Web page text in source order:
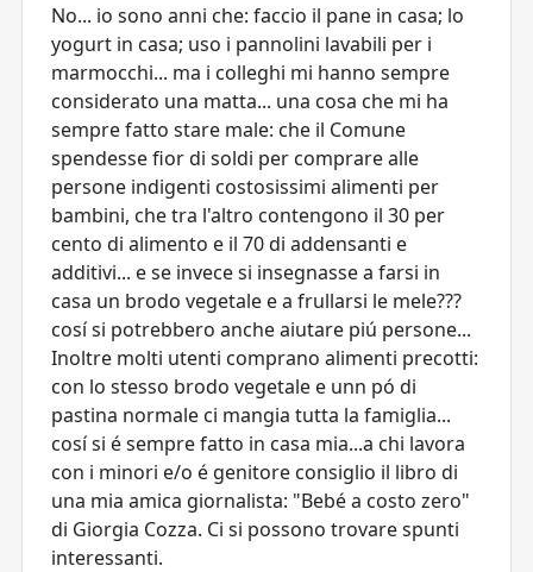
No... io sono anni che: faccio il pane in casa; lo
yogurt in casa; uso i pannolini lavabili per i
marmocchi... ma i colleghi mi hanno sempre
considerato una matta... una cosa che mi ha
sempre fatto stare male: che il Comune
spendesse fior di soldi per comprare alle
persone indigenti costosissimi alimenti per
bambini, che tra l'altro contengono il 30 per
cento di alimento e il 70 di addensanti e
additivi... e se invece si insegnasse a farsi in
casa un brodo vegetale e a frullarsi le mele???
cosí si potrebbero anche aiutare piú persone...
Inoltre molti utenti comprano alimenti precotti:
con lo stesso brodo vegetale e unn pó di
pastina normale ci mangia tutta la famiglia...
cosí si é sempre fatto in casa mia...a chi lavora
con i minori e/o é genitore consiglio il libro di
una mia amica giornalista: "Bebé a costo zero"
di Giorgia Cozza. Ci si possono trovare spunti
interessanti.